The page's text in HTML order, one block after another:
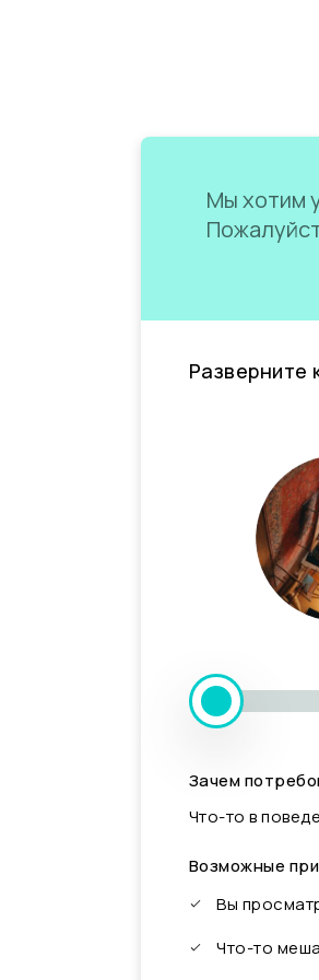
Мы хотим
Разверните
Зачем
Что-то в
Возможные
Вы
Что-то